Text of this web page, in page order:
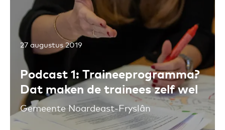
Toevoegen aan favorieten
27 augustus 2019
Podcast 1: Traineeprogramma?
Dat maken de trainees zelf wel
Gemeente Noardeast-Fryslân